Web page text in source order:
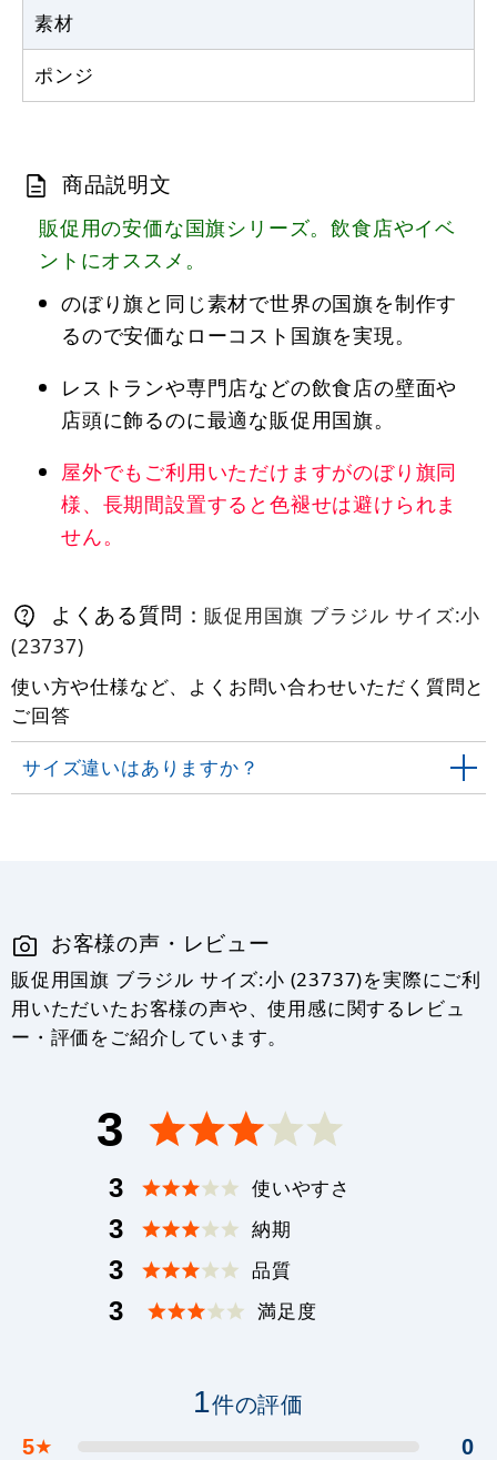
素材
ポンジ
商品説明文
販促用の安価な国旗シリーズ。飲食店やイベ
ントにオススメ。
のぼり旗と同じ素材で世界の国旗を制作す
るので安価なローコスト国旗を実現。
レストランや専門店などの飲食店の壁面や
店頭に飾るのに最適な販促用国旗。
屋外でもご利用いただけますがのぼり旗同
様、長期間設置すると色褪せは避けられま
せん。
よくある質問： 販促用国旗 ブラジル サイズ:小
(23737)
使い方や仕様など、よくお問い合わせいただく質問と
ご回答
サイズ違いはありますか？
お客様の声・レビュー
販促用国旗 ブラジル サイズ:小 (23737)を実際にご利
用いただいたお客様の声や、使用感に関するレビュ
ー・評価をご紹介しています。
3
3 使いやすさ
3 納期
3 品質
3 満足度
1件の評価
5★
0